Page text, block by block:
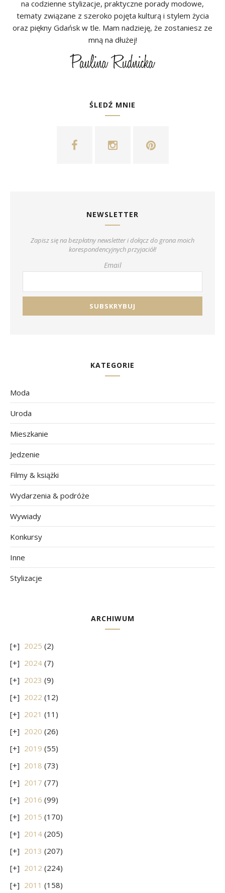
na codzienne stylizacje, praktyczne porady modowe,
tematy związane z szeroko pojęta kulturą i stylem życia
oraz piękny Gdańsk w tle. Mam nadzieję, że zostaniesz ze
mną na dłużej!
ŚLEDŹ MNIE
NEWSLETTER
Zapisz się na bezpłatny newsletter i dołącz do grona moich
korespondencyjnych przyjaciół!
Email
KATEGORIE
Moda
Uroda
Mieszkanie
Jedzenie
Filmy & książki
Wydarzenia & podróże
Wywiady
Konkursy
Inne
Stylizacje
ARCHIWUM
2025 (2)
2024 (7)
2023 (9)
2022 (12)
2021 (11)
2020 (26)
2019 (55)
2018 (73)
2017 (77)
2016 (99)
2015 (170)
2014 (205)
2013 (207)
2012 (224)
2011 (158)